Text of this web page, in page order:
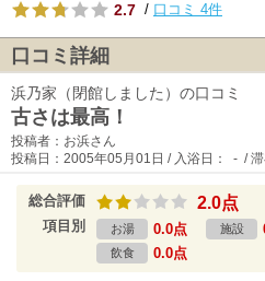
2.7 / 口コミ 4件
口コミ詳細
浜乃家（閉館しました）の口コミ
古さは最高！
投稿者：お浜さん
投稿日：2005年05月01日 / 入浴日： - /
総合評価 2.0点
項目別 お湯 0.0点 施設
飲食 0.0点